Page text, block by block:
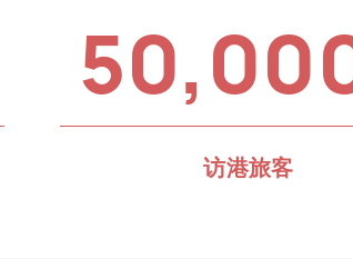
访港旅客